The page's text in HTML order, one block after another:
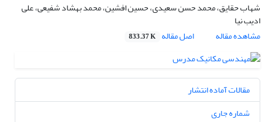
شهاب حقایق، محمد حسن سعیدی، حسین افشین، محمد بهشاد شفیعی، علی
ادیب نیا
مشاهده مقاله
اصل مقاله 833.37 K
مقالات آماده انتشار
شماره جاری